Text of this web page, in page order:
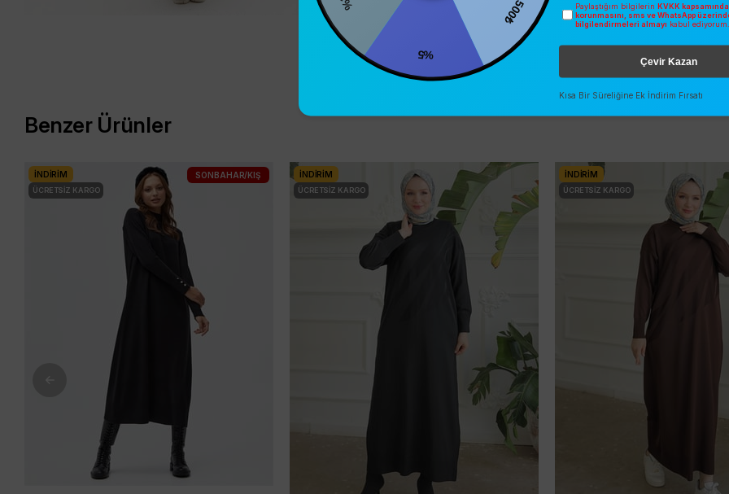
Benzer Ürünler
İNDIRIM
ÜCRETSIZ KARGO
SONBAHAR/KIŞ İNDIRIM
ÜCRETSIZ KARGO
İNDIRIM
ÜCRETSIZ KARGO
%10 Paylaştığım bilgilerin KVKK
korunmasını, sms ve WhatsApp
bilgilendirmeleri almayı kabul ediyorum.
Çevir Kazan
Kısa Bir Süreliğine Ek İndirim Fırsatı